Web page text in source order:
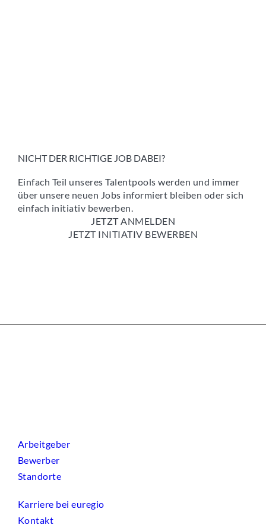
NICHT DER RICHTIGE JOB DABEI?
Einfach Teil unseres Talentpools werden und immer
über unsere neuen Jobs informiert bleiben oder sich
einfach initiativ bewerben.
JETZT ANMELDEN
JETZT INITIATIV BEWERBEN
Arbeitgeber
Bewerber
Standorte
Karriere bei euregio
Kontakt